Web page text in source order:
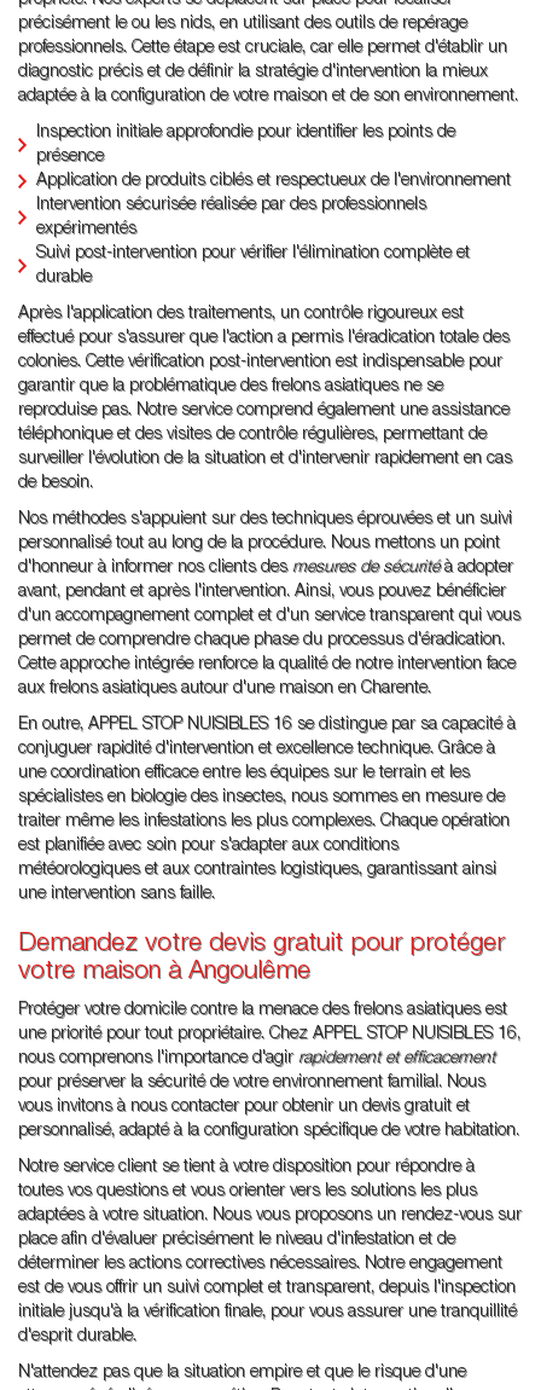
précisément le ou les nids, en utilisant des outils de repérage
professionnels. Cette étape est cruciale, car elle permet d'établir un
diagnostic précis et de définir la stratégie d'intervention la mieux
adaptée à la configuration de votre maison et de son environnement.
Inspection initiale approfondie pour identifier les points de
présence
Application de produits ciblés et respectueux de l'environnement
Intervention sécurisée réalisée par des professionnels
expérimentés
Suivi post-intervention pour vérifier l'élimination complète et
durable
Après l'application des traitements, un contrôle rigoureux est
effectué pour s'assurer que l'action a permis l'éradication totale des
colonies. Cette vérification post-intervention est indispensable pour
garantir que la problématique des frelons asiatiques ne se
reproduise pas. Notre service comprend également une assistance
téléphonique et des visites de contrôle régulières, permettant de
surveiller l'évolution de la situation et d'intervenir rapidement en cas
de besoin.
Nos méthodes s'appuient sur des techniques éprouvées et un suivi
personnalisé tout au long de la procédure. Nous mettons un point
d'honneur à informer nos clients des mesures de sécuritéà adopter
avant, pendant et après l'intervention. Ainsi, vous pouvez bénéficier
d'un accompagnement complet et d'un service transparent qui vous
permet de comprendre chaque phase du processus d'éradication.
Cette approche intégrée renforce la qualité de notre intervention face
aux frelons asiatiques autour d'une maison en Charente.
En outre, APPEL STOP NUISIBLES 16 se distingue par sa capacité à
conjuguer rapidité d'intervention et excellence technique. Grâce à
une coordination efficace entre les équipes sur le terrain et les
spécialistes en biologie des insectes, nous sommes en mesure de
traiter même les infestations les plus complexes. Chaque opération
est planifiée avec soin pour s'adapter aux conditions
météorologiques et aux contraintes logistiques, garantissant ainsi
une intervention sans faille.
Demandez votre devis gratuit pour protéger
votre maison à Angoulême
Protéger votre domicile contre la menace des frelons asiatiques est
une priorité pour tout propriétaire. Chez APPEL STOP NUISIBLES 16,
nous comprenons l'importance d'agir rapidement et efficacement
pour préserver la sécurité de votre environnement familial. Nous
vous invitons à nous contacter pour obtenir un devis gratuit et
personnalisé, adapté à la configuration spécifique de votre habitation.
Notre service client se tient à votre disposition pour répondre à
toutes vos questions et vous orienter vers les solutions les plus
adaptées à votre situation. Nous vous proposons un rendez-vous sur
place afin d'évaluer précisément le niveau d'infestation et de
déterminer les actions correctives nécessaires. Notre engagement
est de vous offrir un suivi complet et transparent, depuis l'inspection
initiale jusqu'à la vérification finale, pour vous assurer une tranquillité
d'esprit durable.
N'attendez pas que la situation empire et que le risque d'une